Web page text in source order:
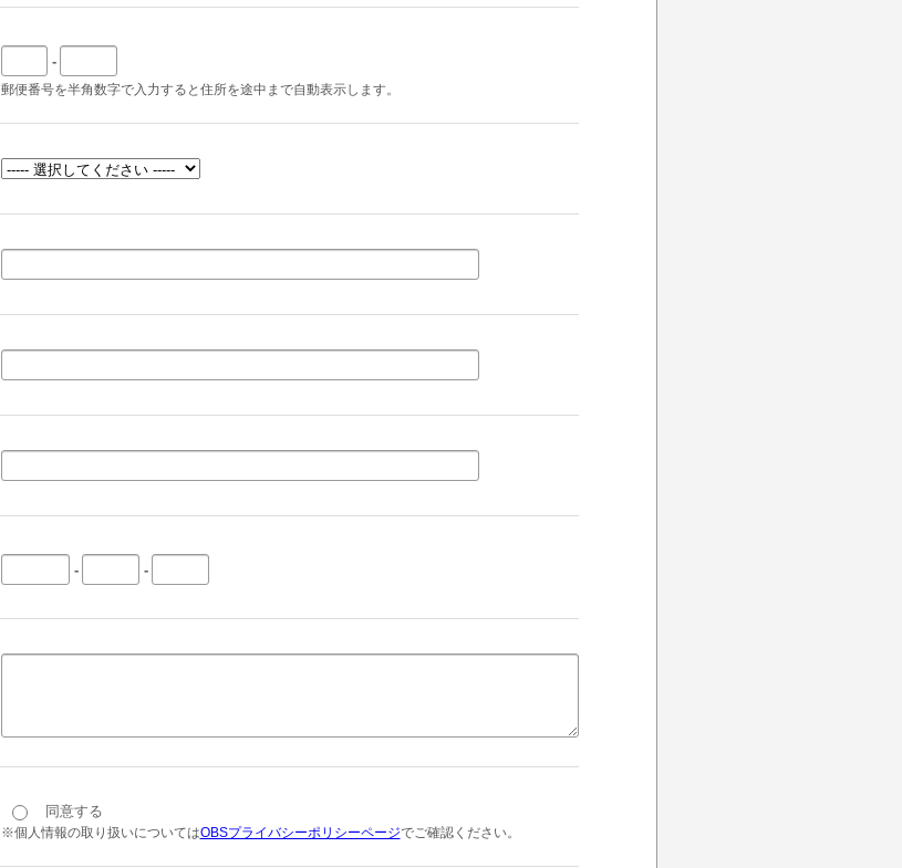
-
郵便番号を半角数字で入力すると住所を途中まで自動表示します。
- -
同意する
※個人情報の取り扱いについてはOBSプライバシーポリシーページでご確認ください。